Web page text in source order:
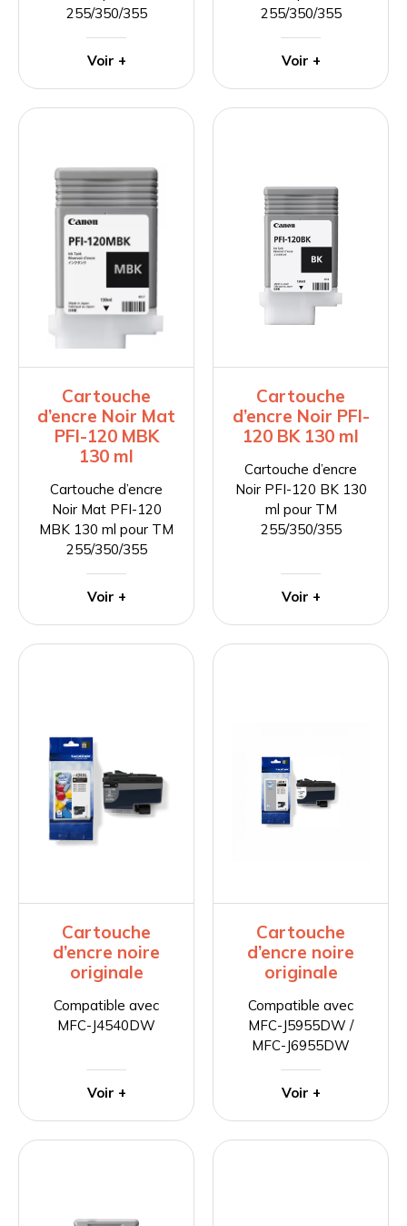
255/350/355
Voir +
255/350/355
Voir +
Cartouche
d’encre Noir Mat
PFI-120 MBK
130 ml
Cartouche d’encre
Noir Mat PFI-120
MBK 130 ml pour TM
255/350/355
Voir +
Cartouche
d’encre Noir PFI-
120 BK 130 ml
Cartouche d’encre
Noir PFI-120 BK 130
ml pour TM
255/350/355
Voir +
Cartouche
d’encre noire
originale
Compatible avec
MFC-J4540DW
Voir +
Cartouche
d’encre noire
originale
Compatible avec
MFC-J5955DW /
MFC-J6955DW
Voir +